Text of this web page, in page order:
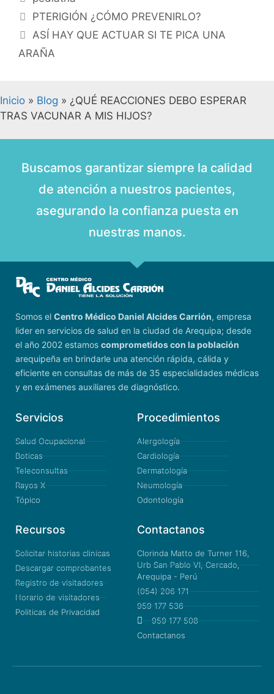
PTERIGIÓN ¿CÓMO PREVENIRLO?
ASÍ HAY QUE ACTUAR SI TE PICA UNA
ARAÑA
Inicio » Blog » ¿QUÉ REACCIONES DEBO ESPERAR
TRAS VACUNAR A MIS HIJOS?
Buscamos garantizar siempre la calidad
de atención a nuestros pacientes,
asegurando la confianza puesta en
nuestras manos.
Somos el Centro Médico Daniel Alcides Carrión, empresa
lider en servicios de salud en la ciudad de Arequipa; desde
el año 2002 estamos comprometidos con la población
arequipeña en brindarle una atención rápida, cálida y
eficiente en consultas de más de 35 especialidades médicas
y en exámenes auxiliares de diagnóstico.
Servicios
Salud Ocupacional
Boticas
Teleconsultas
Rayos X
Tópico
Procedimientos
Alergología
Cardiología
Dermatología
Neumología
Odontología
Recursos
Solicitar historias clinicas
Descargar comprobantes
Registro de visitadores
Horario de visitadores
Politicas de Privacidad
Contactanos
Clorinda Matto de Turner 116,
Urb San Pablo VI, Cercado,
Arequipa - Perú
(054) 206 171
959 177 536
959 177 508
Contactanos